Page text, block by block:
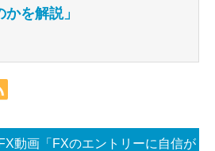
を解説」
動画「FXのエントリーに自信が